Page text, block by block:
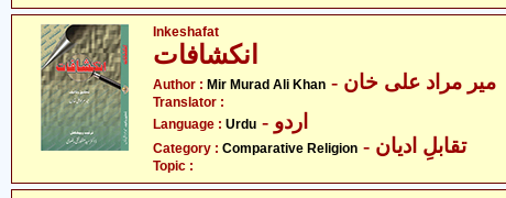
Inkeshafat
انکشافات
Author : Mir Murad Ali Khan - میر مراد علی خان
Translator :
Language : Urdu - اردو
Category : Comparative Religion - تقابلِ ادیان
Topic :